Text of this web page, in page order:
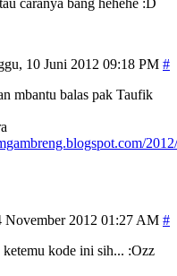
caranya bang hehehe :D
10 Juni 2012 09:18 PM
mbantu balas pak Taufik
November 2012 01:27 AM
kode ini sih... :Ozz